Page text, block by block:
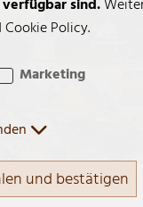
sind.
Policy.
Marketing
und bestätigen